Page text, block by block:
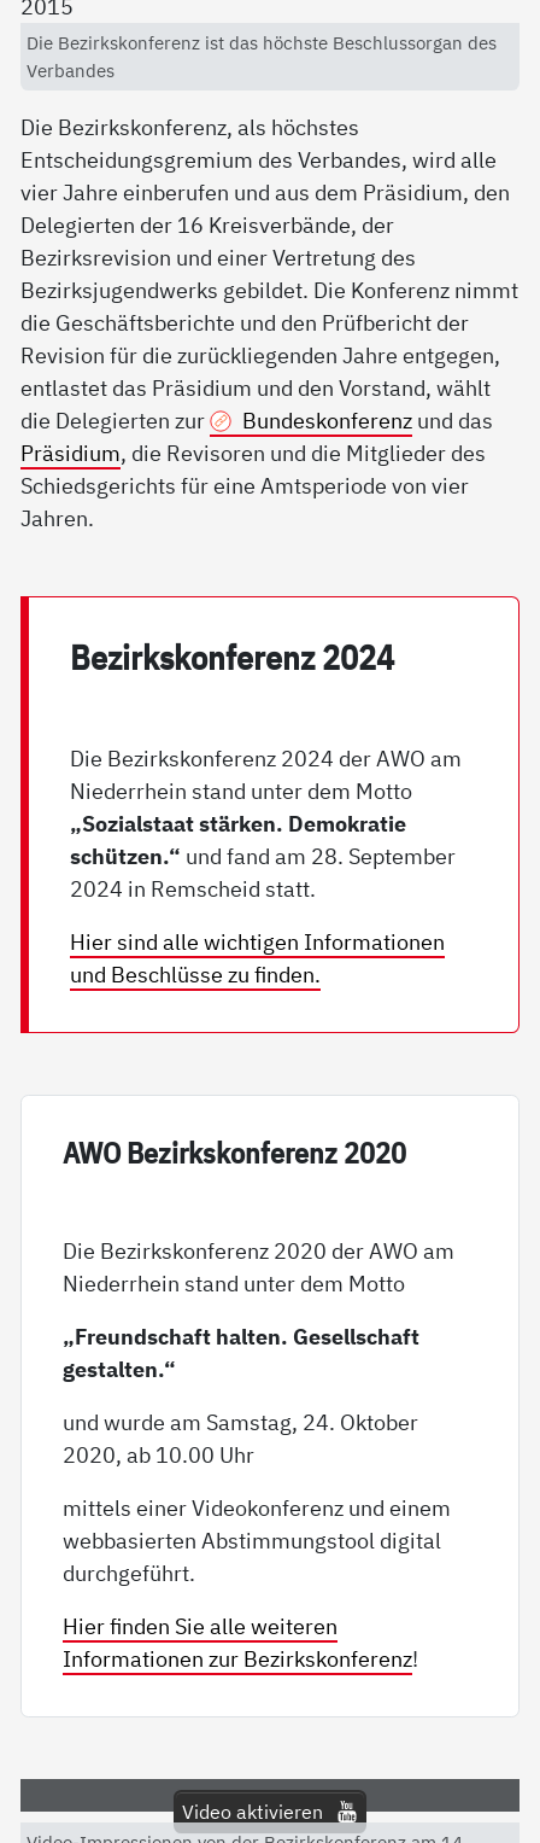
Die Bezirkskonferenz ist das höchste Beschlussorgan des
Verbandes
Die Bezirkskonferenz, als höchstes
Entscheidungsgremium des Verbandes, wird alle
vier Jahre einberufen und aus dem Präsidium, den
Delegierten der 16 Kreisverbände, der
Bezirksrevision und einer Vertretung des
Bezirksjugendwerks gebildet. Die Konferenz nimmt
die Geschäftsberichte und den Prüfbericht der
Revision für die zurückliegenden Jahre entgegen,
entlastet das Präsidium und den Vorstand, wählt
die Delegierten zur
Bundeskonferenzund das
Präsidium, die Revisoren und die Mitglieder des
Schiedsgerichts für eine Amtsperiode von vier
Jahren.
Be­zirks­kon­fe­renz 2024
Die Bezirkskonferenz 2024 der AWO am
Niederrhein stand unter dem Motto
„Sozialstaat stärken. Demokratie
schützen.“ und fand am 28. September
2024 in Remscheid statt.
Hier sind alle wichtigen Informationen
und Beschlüsse zu finden.
AWO Be­zirks­kon­fe­renz 2020
Die Bezirkskonferenz 2020 der AWO am
Niederrhein stand unter dem Motto
„Freundschaft halten. Gesellschaft
gestalten.“
und wurde am Samstag, 24. Oktober
2020, ab 10.00 Uhr
mittels einer Videokonferenz und einem
webbasierten Abstimmungstool digital
durchgeführt.
Hier finden Sie alle weiteren
Informationen zur Bezirkskonferenz!
Video aktivieren